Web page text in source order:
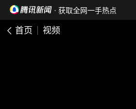
· 获取全网一手热点
首页 视频